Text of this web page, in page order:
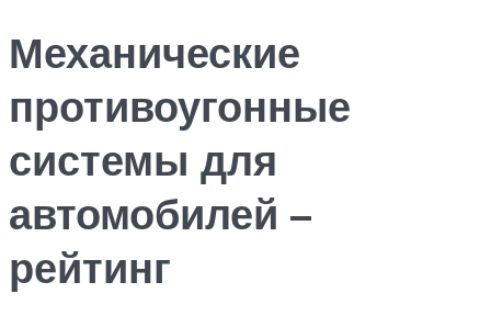
Механические
противоугонные
системы для
автомобилей –
рейтинг